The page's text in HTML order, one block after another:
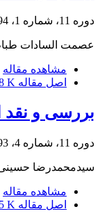
دوره 11، شماره 1، 1394، صفحه
عصمت السادات
مشاهده مقاله
اصل مقاله K
بررسی و نقد
دوره 11، شماره 4، 1393، صفحه
سیدمحمدرضا
مشاهده مقاله
اصل مقاله K